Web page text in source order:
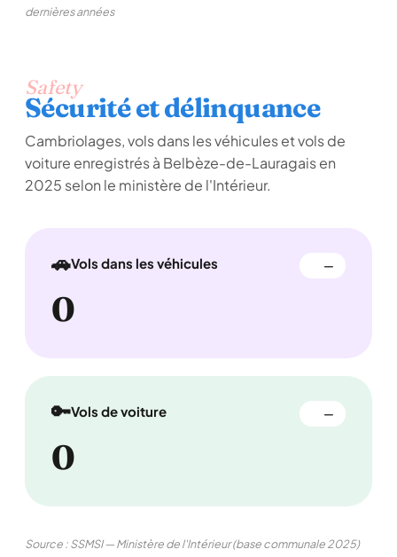
dernières années
Safety
Sécurité et délinquance
Cambriolages, vols dans les véhicules et vols de
voiture enregistrés à Belbèze-de-Lauragais en
2025 selon le ministère de l'Intérieur.
🚗Vols dans les véhicules —
0
🔑Vols de voiture —
0
Source : SSMSI — Ministère de l'Intérieur (base communale 2025)